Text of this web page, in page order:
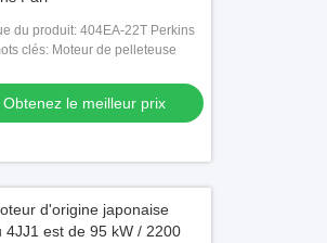
du produit: 404EA-22T Perkins
clés: Moteur de pelleteuse
Obtenez le meilleur prix
d'origine japonaise
4JJ1 est de 95 kW / 2200